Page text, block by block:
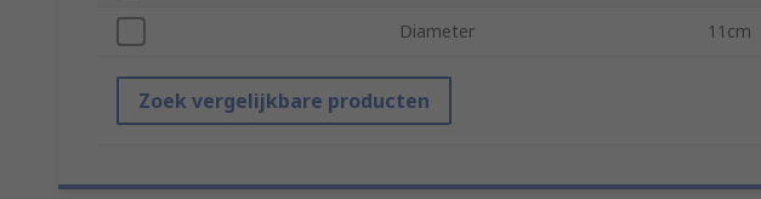
Diameter 11cm
Zoek vergelijkbare producten